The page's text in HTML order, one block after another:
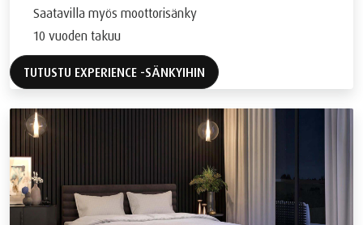
Saatavilla myös moottorisänky
10 vuoden takuu
TUTUSTU EXPERIENCE -SÄNKYIHIN